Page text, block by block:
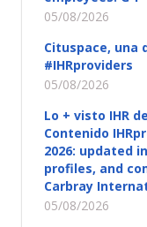
05/08/2026
Cituspace, una
#IHRproviders
05/08/2026
Lo + visto IHR
Contenido
2026: updated
profiles, and
Carbray
05/08/2026